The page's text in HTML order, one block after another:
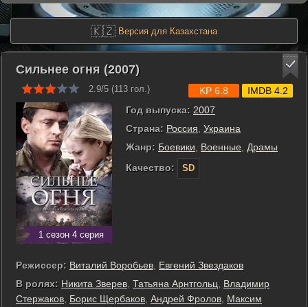
🇰🇿 Версия для Казахстана
Сильнее огня (2007)
2.9/5 (113 гол.)
1 сезон 4 серия
Год выпуска: 2007
Страна: Россия Украина
Жанр: Боевики Военные
Драмы
Качество:
SD
KP 6.8 IMDB 4.2
Режиссер: Виталий Воробьев Евгений Звездаков
В ролях: Никита Зверев Татьяна Арнтгольц
Владимир
Стержаков Борис Щербаков Андрей Фролов Максим